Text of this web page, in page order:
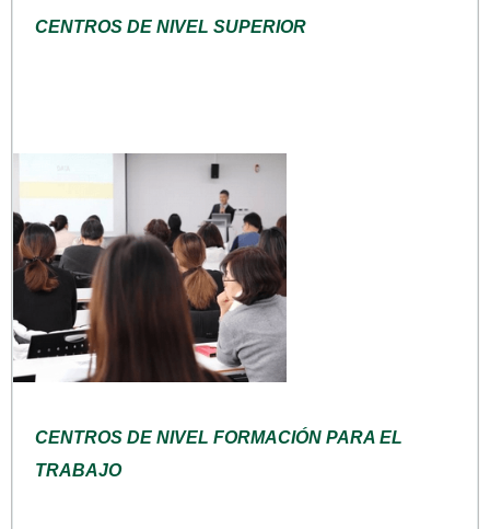
CENTROS DE NIVEL SUPERIOR
CENTROS DE NIVEL FORMACIÓN PARA EL
TRABAJO